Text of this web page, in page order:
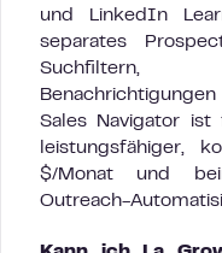
und LinkedIn
separates
Suchfiltern,
Sales Navigator ist
leistungsfähiger,
$/Monat und
Outreach-